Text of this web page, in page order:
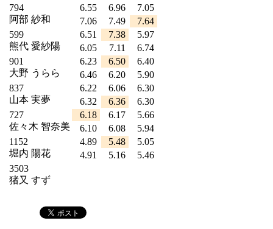
794
阿部 紗和
6.55 6.96
7.05
7.06
7.49
7.64
599
熊代 愛紗陽
6.51 7.38
5.97
6.05
7.11
6.74
901
大野 うらら
6.23 6.50
6.40
6.46
6.20
5.90
837
山本 実夢
6.22 6.06
6.30
6.32
6.36
6.30
727
佐々木 智奈美
6.18 6.17
5.66
6.10
6.08
5.94
1152
堀内 陽花
4.89 5.48
5.05
4.91
5.16
5.46
3503
猪又 すず